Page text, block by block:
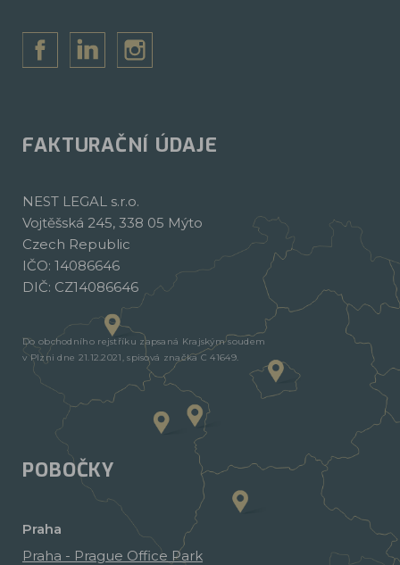
FAKTURAČNÍ ÚDAJE
NEST LEGAL s.r.o.
Vojtěšská 245, 338 05 Mýto
Czech Republic
IČO: 14086646
DIČ: CZ14086646
Do obchodního rejstříku zapsaná Krajským soudem
v Plzni dne 21.12.2021, spisová značka C 41649.
POBOČKY
Praha
Praha - Prague Office Park